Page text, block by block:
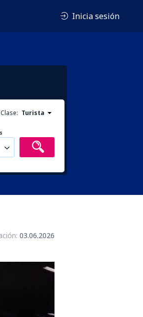
Inicia sesión
Clase: Turista
03.06.2026